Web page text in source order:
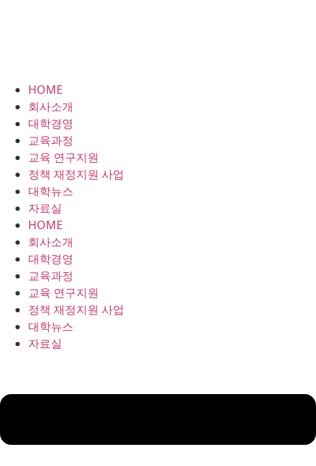
HOME
회사소개
대학경영
교육과정
교육 연구지원
정책 재정지원 사업
대학뉴스
자료실
HOME
회사소개
대학경영
교육과정
교육 연구지원
정책 재정지원 사업
대학뉴스
자료실